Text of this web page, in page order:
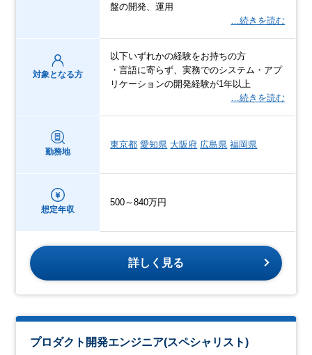
盤の開発、運用
…続きを読む
対象となる方
以下いずれかの経験をお持ちの方
・言語に寄らず、実務でのシステム・アプ
リケーションの開発経験が1年以上
…続きを読む
勤務地
東京都 愛知県 大阪府 広島県 福岡県
想定年収
500～840万円
詳しく見る
プロダクト開発エンジニア(スペシャリスト)